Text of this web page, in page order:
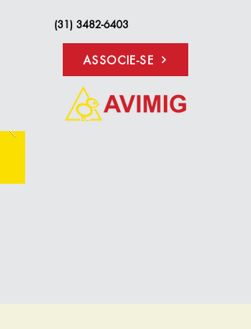
(31) 3482-6403
ASSOCIE-SE